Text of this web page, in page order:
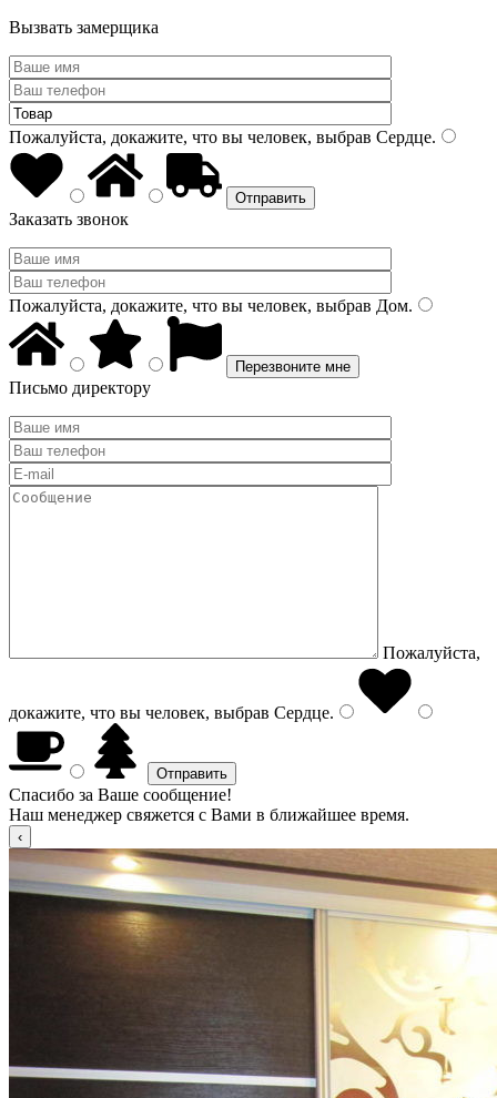
Вызвать замерщика
Пожалуйста, докажите, что вы человек, выбрав Сердце.
Заказать звонок
Пожалуйста, докажите, что вы человек, выбрав Дом.
Письмо директору
Пожалуйста,
докажите, что вы человек, выбрав Сердце.
Спасибо за Ваше сообщение!
Наш менеджер свяжется с Вами в ближайшее время.